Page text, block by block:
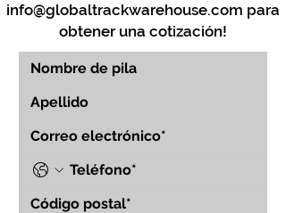
info@globaltrackwarehouse.com para
obtener una cotización!